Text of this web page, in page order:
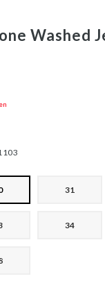
Washed
31
34